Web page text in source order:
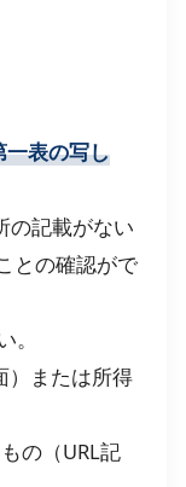
表の写し
記載がない
との確認がで
）または所得
の（URL記